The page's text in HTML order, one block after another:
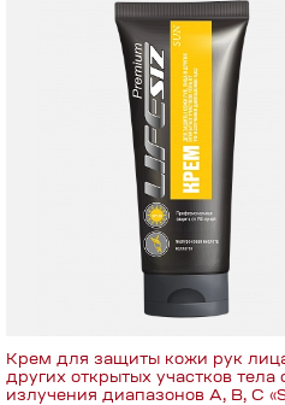
Крем для защиты кожи рук
других открытых участков тела
излучения диапазонов A, В, С